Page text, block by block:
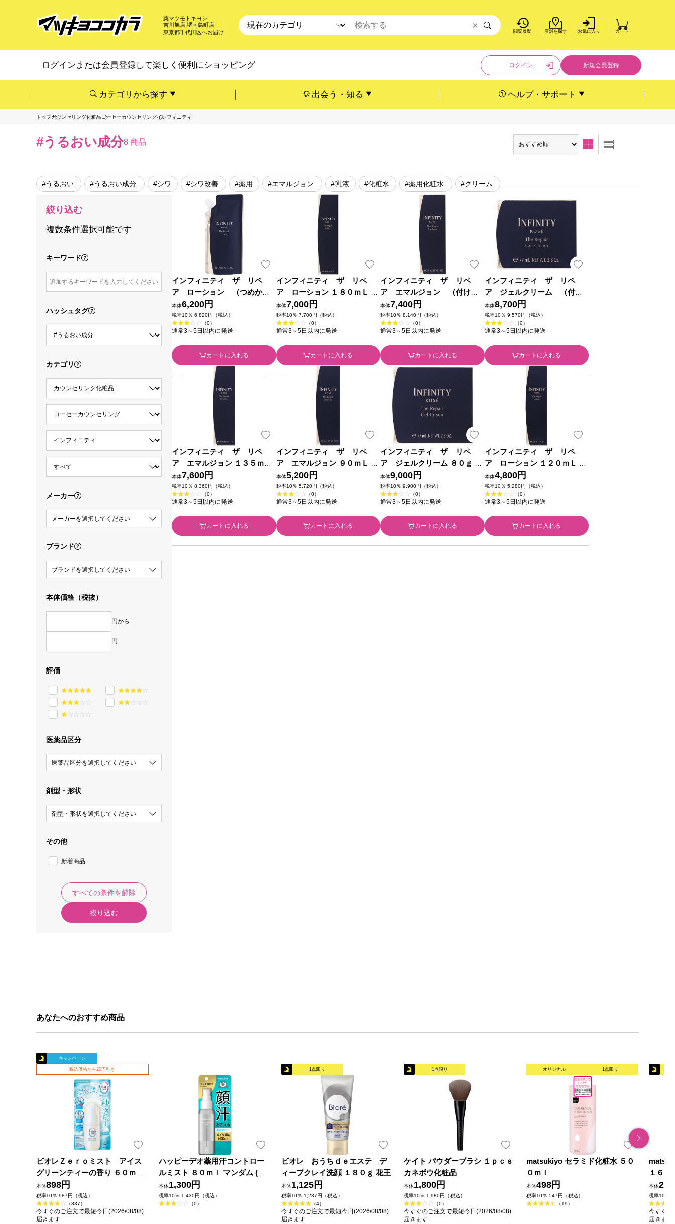
薬マツモトキヨシ
吉川旭店 堺南島町店
東京都千代田区へお届け 閲覧履歴 店舗を探す お気に入り カート
×
ログインまたは会員登録して楽しく便利にショッピング ログイン 新規会員登録
カテゴリから探す 出会う・知る ヘルプ・サポート
トップカウンセリング化粧品コーセーカウンセリングインフィニティ
#うるおい成分8 商品
#うるおい #うるおい成分 #シワ #シワ改善 #薬用 #エマルジョン #乳液 #化粧水 #薬用化粧水 #クリーム
絞り込む
複数条件選択可能です
キーワード
ハッシュタグ
カテゴリ
メーカー
メーカーを選択してください
ブランド
ブランドを選択してください
本体価格（税抜）
円から
円
評価
医薬品区分
医薬品区分を選択してください
剤型・形状
剤型・形状を選択してください
その他
新着商品
すべての条件を解除
絞り込む
インフィニティ ザ リペ
ア ローション （つめかえ
用） １７０ｍＬ コーセー (医
薬部外品)
本体6,200円
税率10％ 6,820円（税込）
（0）
通常3～5日以内に発送
カートに入れる
インフィニティ ザ リペ
ア ローション １８０ｍＬ コ
ーセー (医薬部外品)
本体7,000円
税率10％ 7,700円（税込）
（0）
通常3～5日以内に発送
カートに入れる
インフィニティ ザ リペ
ア エマルジョン （付けか
え用） １３５ｍＬ コーセー
(医薬部外品)
本体7,400円
税率10％ 8,140円（税込）
（0）
通常3～5日以内に発送
カートに入れる
インフィニティ ザ リペ
ア ジェルクリーム （付け
かえ用） ８０ｇ コーセー (医
薬部外品)
本体8,700円
税率10％ 9,570円（税込）
（0）
通常3～5日以内に発送
カートに入れる
インフィニティ ザ リペ
ア エマルジョン １３５ｍＬ
コーセー (医薬部外品)
本体7,600円
税率10％ 8,360円（税込）
（0）
通常3～5日以内に発送
カートに入れる
インフィニティ ザ リペ
ア エマルジョン ９０ｍＬ コ
ーセー (医薬部外品)
本体5,200円
税率10％ 5,720円（税込）
（0）
通常3～5日以内に発送
カートに入れる
インフィニティ ザ リペ
ア ジェルクリーム ８０ｇ コ
ーセー (医薬部外品)
本体9,000円
税率10％ 9,900円（税込）
（0）
通常3～5日以内に発送
カートに入れる
インフィニティ ザ リペ
ア ローション １２０ｍＬ コ
ーセー (医薬部外品)
本体4,800円
税率10％ 5,280円（税込）
（0）
通常3～5日以内に発送
カートに入れる
あなたへのおすすめ商品
キャンペーン
税込価格から20円引き
ビオレＺｅｒｏミスト アイス
グリーンティーの香り ６０ｍＬ
花王
本体898円
税率10％ 987円（税込）
（337）
今すぐのご注文で最短今日(2026/08/08)
届きます
ハッピーデオ薬用汗コントロー
ルミスト ８０ｍｌ マンダム (医
薬部外品)
本体1,300円
税率10％ 1,430円（税込）
（0）
1点限り
ビオレ おうちｄｅエステ デ
ィープクレイ洗顔 １８０ｇ 花王
本体1,125円
税率10％ 1,237円（税込）
（4）
今すぐのご注文で最短今日(2026/08/08)
届きます
1点限り
ケイト パウダーブラシ １ｐｃｓ
カネボウ化粧品
本体1,800円
税率10％ 1,980円（税込）
（0）
今すぐのご注文で最短今日(2026/08/08)
届きます
オリジナル 1点限り
matsukiyo セラミド化粧水 ５０
０ｍｌ
本体498円
税率10％ 547円（税込）
（19）
１６０
本体
税率10％
今すぐの
届きます